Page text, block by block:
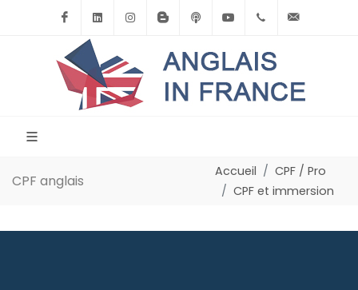
FacebookLinkedinInstagramBlogSpotPodcastYoutube
CPF anglais
Accueil
CPF / Pro
CPF et immersion